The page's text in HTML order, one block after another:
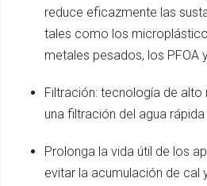
reduce eficazmente las
tales como los
metales pesados, los PFOA
Filtración: tecnología de
una filtración del agua
Prolonga la vida útil de los
evitar la acumulación de cal